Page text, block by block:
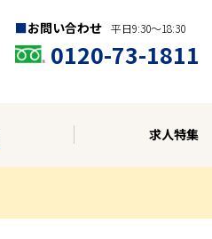
お問い合わせ 平日9:30〜18:30
0120-73-1811
求人特集